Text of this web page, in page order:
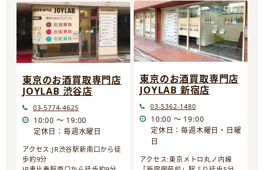
東京のお酒買取専門店
JOYLAB 渋谷店
03-5774-4625
10:00 ～ 19:00
定休日：毎週水曜日
アクセス:JR渋谷駅新南口から徒
歩約9分
東京のお酒買取専門店
JOYLAB 新宿店
03-5362-1480
10:00 ～ 19:00
定休日：毎週木曜日・日曜
日
アクセス:東京メトロ丸ノ内線